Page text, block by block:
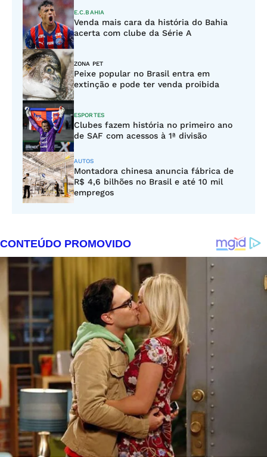
E.C.BAHIA
Venda mais cara da história do Bahia
acerta com clube da Série A
ZONA PET
Peixe popular no Brasil entra em
extinção e pode ter venda proibida
ESPORTES
Clubes fazem história no primeiro ano
de SAF com acessos à 1ª divisão
AUTOS
Montadora chinesa anuncia fábrica de
R$ 4,6 bilhões no Brasil e até 10 mil
empregos